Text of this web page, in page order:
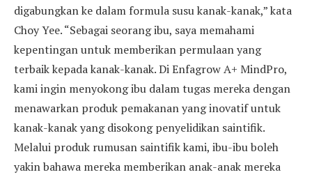
digabungkan ke dalam formula susu kanak-kanak,” kata
Choy Yee. “Sebagai seorang ibu, saya memahami
kepentingan untuk memberikan permulaan yang
terbaik kepada kanak-kanak. Di Enfagrow A+ MindPro,
kami ingin menyokong ibu dalam tugas mereka dengan
menawarkan produk pemakanan yang inovatif untuk
kanak-kanak yang disokong penyelidikan saintifik.
Melalui produk rumusan saintifik kami, ibu-ibu boleh
yakin bahawa mereka memberikan anak-anak mereka